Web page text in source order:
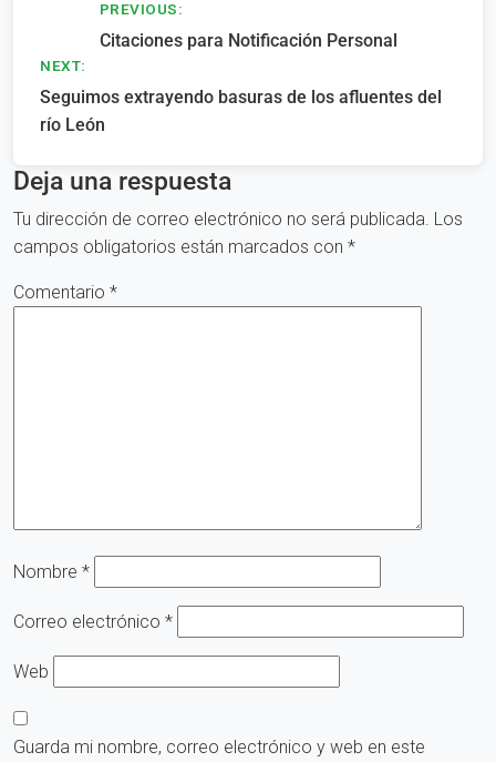
Navegación
entradas
PREVIOUS:
Citaciones para Notificación Personal
NEXT:
Seguimos extrayendo basuras de los afluentes del
río León
Deja una respuesta
Tu dirección de correo electrónico no será publicada. Los
campos obligatorios están marcados con *
Comentario *
Nombre *
Correo electrónico *
Web
Guarda mi nombre, correo electrónico y web en este